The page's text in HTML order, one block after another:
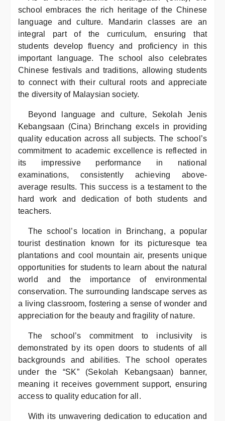
school embraces the rich heritage of the Chinese
language and culture. Mandarin classes are an
integral part of the curriculum, ensuring that
students develop fluency and proficiency in this
important language. The school also celebrates
Chinese festivals and traditions, allowing students
to connect with their cultural roots and appreciate
the diversity of Malaysian society.
Beyond language and culture, Sekolah Jenis
Kebangsaan (Cina) Brinchang excels in providing
quality education across all subjects. The school’s
commitment to academic excellence is reflected in
its impressive performance in national
examinations, consistently achieving above-
average results. This success is a testament to the
hard work and dedication of both students and
teachers.
The school’s location in Brinchang, a popular
tourist destination known for its picturesque tea
plantations and cool mountain air, presents unique
opportunities for students to learn about the natural
world and the importance of environmental
conservation. The surrounding landscape serves as
a living classroom, fostering a sense of wonder and
appreciation for the beauty and fragility of nature.
The school’s commitment to inclusivity is
demonstrated by its open doors to students of all
backgrounds and abilities. The school operates
under the “SK” (Sekolah Kebangsaan) banner,
meaning it receives government support, ensuring
access to quality education for all.
With its unwavering dedication to education and